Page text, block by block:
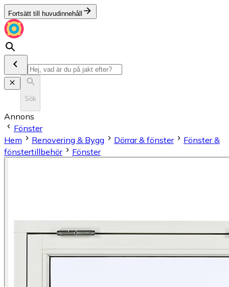
Fortsätt till huvudinnehåll
Sök
Annons
Fönster
Hem
Renovering & Bygg Dörrar & fönster
Fönster &
fönstertillbehör
Fönster